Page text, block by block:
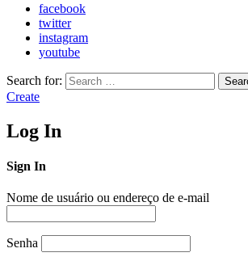
facebook
twitter
instagram
youtube
Search for:
Create
Log In
Sign In
Nome de usuário ou endereço de e-mail
Senha